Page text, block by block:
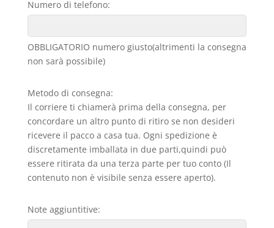
Numero di telefono:
OBBLIGATORIO numero giusto(altrimenti la consegna
non sarà possibile)
Metodo di consegna:
Il corriere ti chiamerà prima della consegna, per
concordare un altro punto di ritiro se non desideri
ricevere il pacco a casa tua. Ogni spedizione è
discretamente imballata in due parti,quindi può
essere ritirata da una terza parte per tuo conto (Il
contenuto non è visibile senza essere aperto).
Note aggiuntitive: